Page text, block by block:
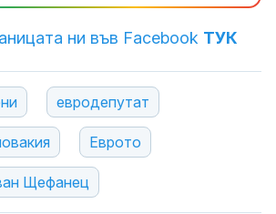
ни във Facebook ТУК
евродепутат
Еврото
Щефанец